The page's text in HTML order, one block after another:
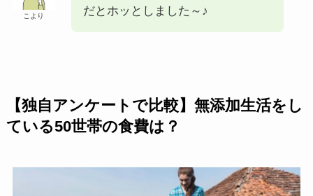
こより
だとホッとしました～♪
【独自アンケートで比較】無添加生活をし
ている50世帯の食費は？